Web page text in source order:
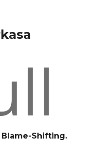
Blame-Shifting.